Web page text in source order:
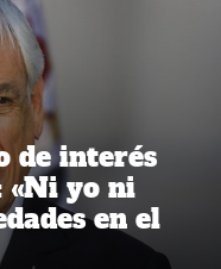
de interés
«Ni yo ni
en el